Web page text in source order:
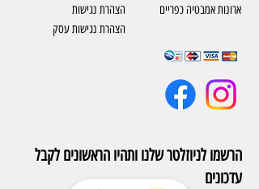
​הצהרת נגישות
הצהרת נגישות עסק
ארונות אמבטיה כפריים
הרשמו לניוזלטר שלנו ותהיו הראשונים לקבל
עדכונים